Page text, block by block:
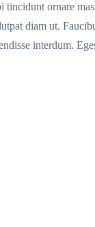
ornare
diam ut.
interdum.